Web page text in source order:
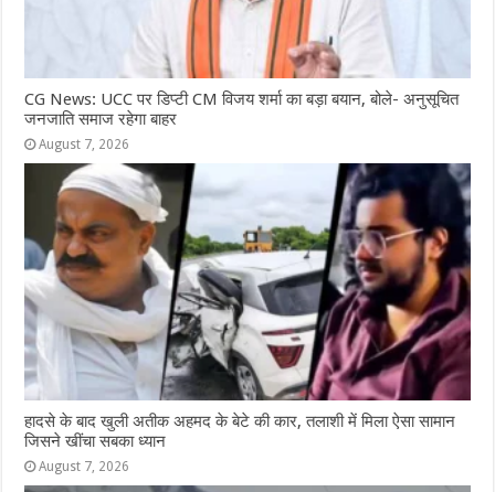
CG News: UCC पर डिप्टी CM विजय शर्मा का बड़ा बयान, बोले- अनुसूचित
जनजाति समाज रहेगा बाहर
August 7, 2026
हादसे के बाद खुली अतीक अहमद के बेटे की कार, तलाशी में मिला ऐसा सामान
जिसने खींचा सबका ध्यान
August 7, 2026